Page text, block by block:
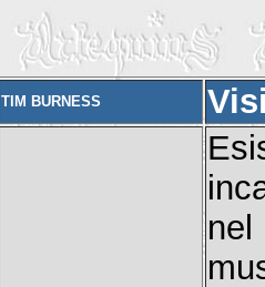
TIM BURNESS